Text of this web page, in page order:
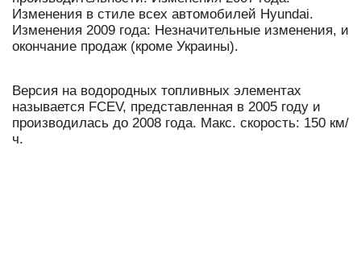
Изменения в стиле всех автомобилей Hyundai.
Изменения 2009 года: Незначительные изменения, и
окончание продаж (кроме Украины).
Версия на водородных топливных элементах
называется FCEV, представленная в 2005 году и
производилась до 2008 года. Макс. скорость: 150 км/
ч.